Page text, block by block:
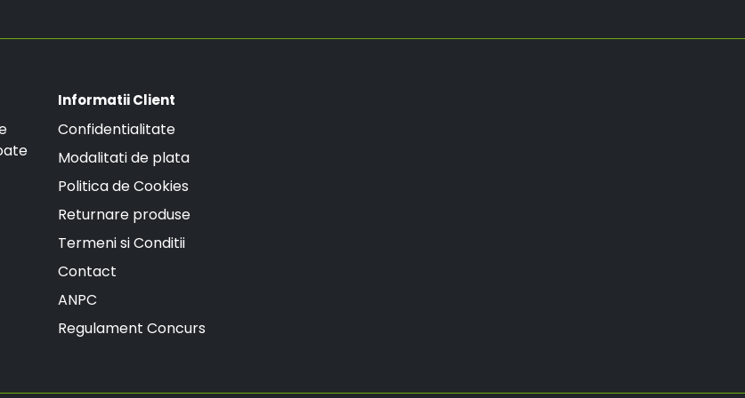
Informatii Client
Confidentialitate
Modalitati de plata
Politica de Cookies
Returnare produse
Termeni si Conditii
Contact
ANPC
Regulament Concurs